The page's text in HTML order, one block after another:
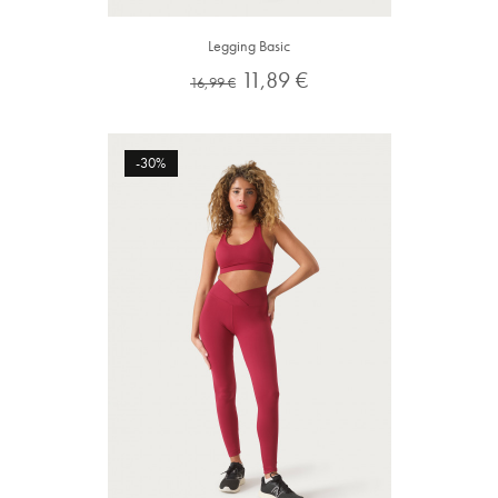
Legging Basic
Preço
16,99 € Preço
11,89 €
-30%